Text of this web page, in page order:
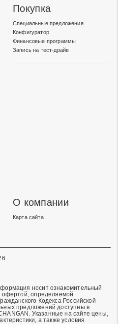
Покупка
Специальные предложения
Конфигуратор
Финансовые программы
Запись на тест-драйв
О компании
Карта сайта
носит ознакомительный
офертой, определяемой
Кодекса Российской
предложений доступны в
Указанные на сайте цены,
а также условия